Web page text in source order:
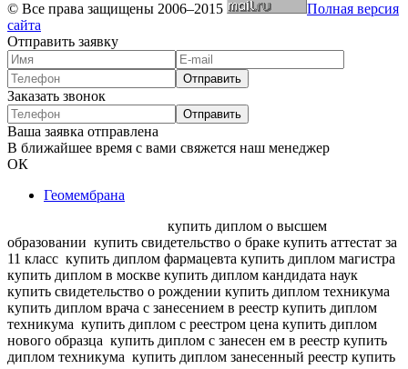
© Все права защищены 2006–2015
Полная версия
сайта
Отправить заявку
Отправить
Заказать звонок
Отправить
Ваша заявка отправлена
В ближайшее время с вами свяжется наш менеджер
ОК
Геомембрана
купить диплом о высшем
образовании купить свидетельство о браке купить аттестат за
11 класс купить диплом фармацевта купить диплом магистра
купить диплом в москве купить диплом кандидата наук
купить свидетельство о рождении купить диплом техникума
купить диплом врача с занесением в реестр купить диплом
техникума купить диплом с реестром цена купить диплом
нового образца купить диплом с занесен ем в реестр купить
диплом техникума купить диплом занесенный реестр купить